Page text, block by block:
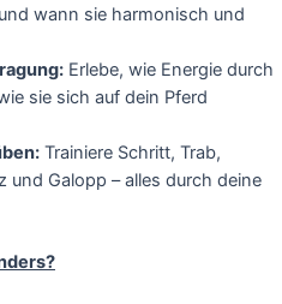
wann sie harmonisch und
Erlebe, wie Energie durch
sie sich auf dein Pferd
Trainiere Schritt, Trab,
und Galopp – alles durch deine